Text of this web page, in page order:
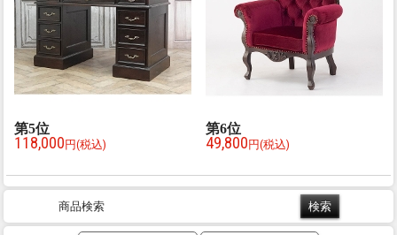
第5位
118,000 円(税込)
第6位
49,800 円(税込)
商品検索